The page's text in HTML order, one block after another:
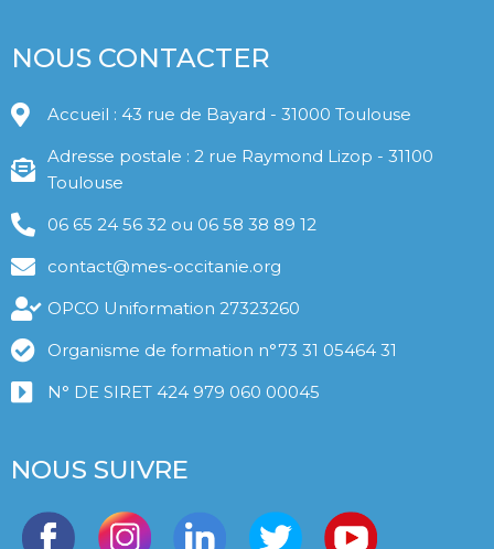
NOUS CONTACTER
Accueil : 43 rue de Bayard - 31000 Toulouse
Adresse postale : 2 rue Raymond Lizop - 31100
Toulouse
06 65 24 56 32 ou 06 58 38 89 12
contact@mes-occitanie.org
OPCO Uniformation 27323260
Organisme de formation n°73 31 05464 31
N° DE SIRET 424 979 060 00045
NOUS SUIVRE